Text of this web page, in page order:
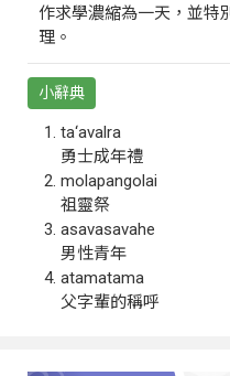
作求學濃縮為一天，並特
理。
小辭典
ta‘avalra
勇士成年禮
molapangolai
祖靈祭
asavasavahe
男性青年
atamatama
父字輩的稱呼